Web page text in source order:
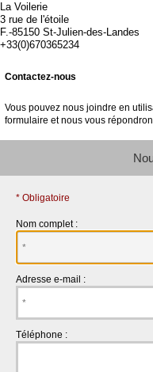
La Voilerie
3 rue de l'étoile
F.-85150 St-Julien-des-Landes
+33(0)670365234
Contactez-nous
Vous pouvez nous joindre en
formulaire et nous vous
* Obligatoire
Nom complet :
Adresse e-mail :
Téléphone :